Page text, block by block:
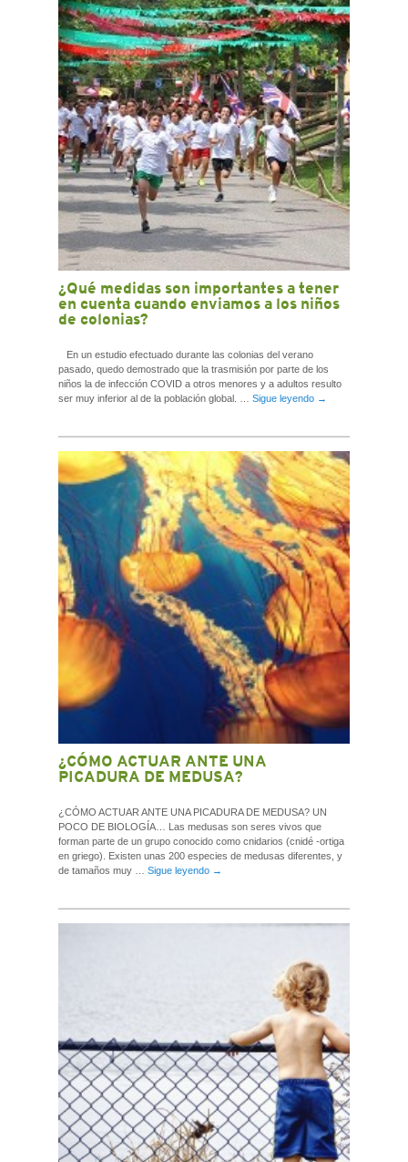
CONTACTO
¿Qué medidas son importantes a tener
en cuenta cuando enviamos a los niños
de colonias?
En un estudio efectuado durante las colonias del verano
pasado, quedo demostrado que la trasmisión por parte de los
niños la de infección COVID a otros menores y a adultos resulto
ser muy inferior al de la población global. … Sigue leyendo →
¿CÓMO ACTUAR ANTE UNA
PICADURA DE MEDUSA?
¿CÓMO ACTUAR ANTE UNA PICADURA DE MEDUSA? UN
POCO DE BIOLOGÍA… Las medusas son seres vivos que
forman parte de un grupo conocido como cnidarios (cnidé -ortiga
en griego). Existen unas 200 especies de medusas diferentes, y
de tamaños muy … Sigue leyendo →